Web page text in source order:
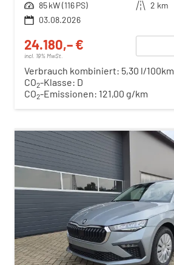
Leistung 85 kW (116 PS) Kilometerstand 2 km
03.08.2026
24.180,– €
incl. 19% MwSt.
Verbrauch kombiniert: 5,30 l/100km
CO2-Klasse: D
CO2-Emissionen: 121,00 g/km